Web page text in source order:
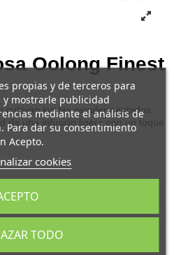
Oolong Finest
cultivan los tés semifermentados
da una infusión ligera con un toque
propias y de terceros para
y mostrarle publicidad
mediante el análisis de
Para dar su consentimiento
Acepto.
cookies
TODO